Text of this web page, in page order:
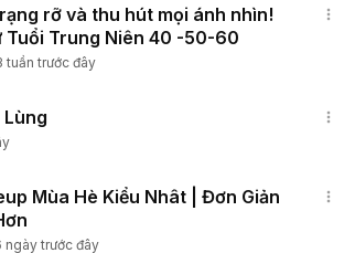
rỡ và thu hút mọi ánh nhìn!
Tuổi Trung Niên 40 -50-60
tuần trước đây
Lùng
Mùa Hè Kiểu Nhât | Đơn Giản
ngày trước đây